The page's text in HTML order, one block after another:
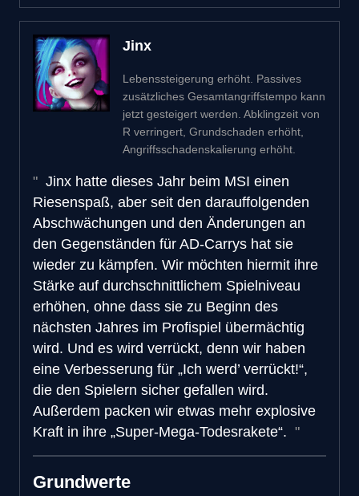
Jinx
Lebenssteigerung erhöht. Passives
zusätzliches Gesamtangriffstempo kann
jetzt gesteigert werden. Abklingzeit von
R verringert, Grundschaden erhöht,
Angriffsschadenskalierung erhöht.
Jinx hatte dieses Jahr beim MSI einen
Riesenspaß, aber seit den darauffolgenden
Abschwächungen und den Änderungen an
den Gegenständen für AD-Carrys hat sie
wieder zu kämpfen. Wir möchten hiermit ihre
Stärke auf durchschnittlichem Spielniveau
erhöhen, ohne dass sie zu Beginn des
nächsten Jahres im Profispiel übermächtig
wird. Und es wird verrückt, denn wir haben
eine Verbesserung für „Ich werd’ verrückt!“,
die den Spielern sicher gefallen wird.
Außerdem packen wir etwas mehr explosive
Kraft in ihre „Super-Mega-Todesrakete“.
Grundwerte